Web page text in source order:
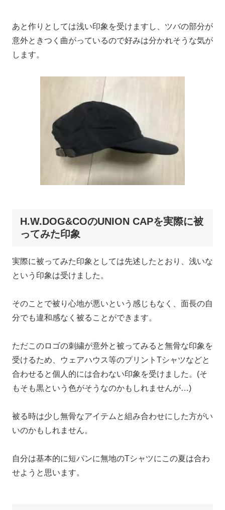
あと作りとしては浅い印象を受けますし、ツバの部分が
意外ときつく曲がっているので好みは分かれそうな気が
します。
H.W.DOG&COのUNION CAPを実際に被
ってみた印象
実際に被ってみた印象としては先述したとおり、浅いな
という印象は受けました。
そのことで被り心地が悪いという感じもなく、面長の自
分でも違和感なく被ることができます。
ただこのロゴの刺繍が意外と被ってみると無骨な印象を
受けるため、ウェアハウス等のプリントTシャツなどと
合わせると個人的には合わない印象を受けました。(そ
もそも黒という色がそうなのかもしれませんが…)
被る時は少し無骨なアイテムと組み合わせにした方がい
いのかもしれません。
自分は基本的に短パンに無地のTシャツにこの夏は合わ
せようと思います。